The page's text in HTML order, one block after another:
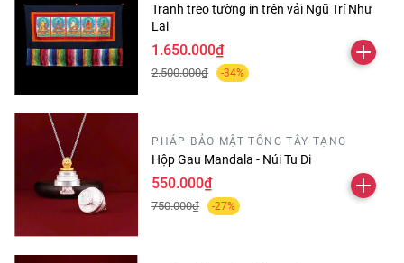
+ Thần chú Manjusri 2,25 triệu biến
+ Thần chú Thất Phật Dược sư 30.000 biến
+ Thần chú Vajrasattva Kim Cang Tát Đoả
3,51 triệu
Ngoài ra có thể đặt thêm các loại thần chú
khác theo yêu cầu
Lh: Phật Giáo Diệu Thoát
Tranh treo tường in trên vải Ngũ Trí Như
Lai
1.650.000₫
2.500.000₫ -34%
PHÁP BẢO MẬT TÔNG TÂY TẠNG
Hộp Gau Mandala - Núi Tu Di
550.000₫
750.000₫ -27%